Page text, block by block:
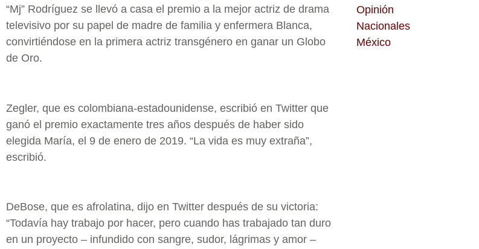
“Mj” Rodríguez se llevó a casa el premio a la mejor actriz de drama
televisivo por su papel de madre de familia y enfermera Blanca,
convirtiéndose en la primera actriz transgénero en ganar un Globo
de Oro.
Zegler, que es colombiana-estadounidense, escribió en Twitter que
ganó el premio exactamente tres años después de haber sido
elegida María, el 9 de enero de 2019. “La vida es muy extraña”,
escribió.
DeBose, que es afrolatina, dijo en Twitter después de su victoria:
“Todavía hay trabajo por hacer, pero cuando has trabajado tan duro
en un proyecto – infundido con sangre, sudor, lágrimas y amor –
Opinión
Nacionales
México